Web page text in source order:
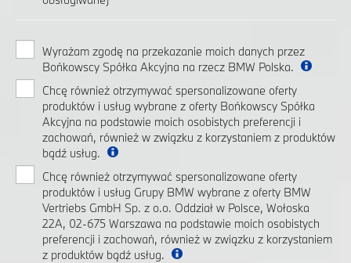
Wyrażam zgodę na przekazanie moich danych przez
Bońkowscy Spółka Akcyjna na rzecz BMW Polska.
Chcę również otrzymywać spersonalizowane oferty
produktów i usług wybrane z oferty Bońkowscy Spółka
Akcyjna na podstawie moich osobistych preferencji i
zachowań, również w związku z korzystaniem z produktów
bądź usług.
Chcę również otrzymywać spersonalizowane oferty
produktów i usług Grupy BMW wybrane z oferty BMW
Vertriebs GmbH Sp. z o.o. Oddział w Polsce, Wołoska
22A, 02-675 Warszawa na podstawie moich osobistych
preferencji i zachowań, również w związku z korzystaniem
z produktów bądź usług.